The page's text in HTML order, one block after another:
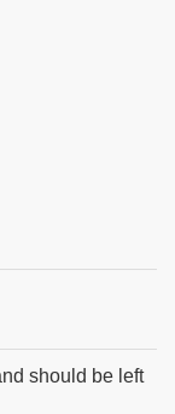
should be left